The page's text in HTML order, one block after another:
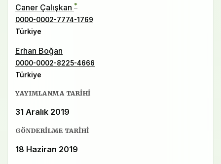
Caner Çalışkan *
0000-0002-7774-1769
Türkiye
Erhan Boğan
0000-0002-8225-4666
Türkiye
YAYIMLANMA TARIHI
31 Aralık 2019
GÖNDERILME TARIHI
18 Haziran 2019